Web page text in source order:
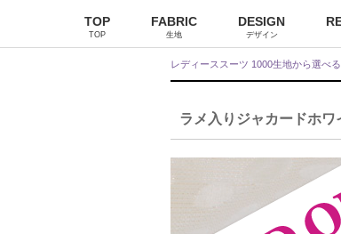
TOP
TOP
FABRIC
生地
DESIGN
デザイン
レディーススーツ 1000生地から選べ
ラメ入りジャカードホ